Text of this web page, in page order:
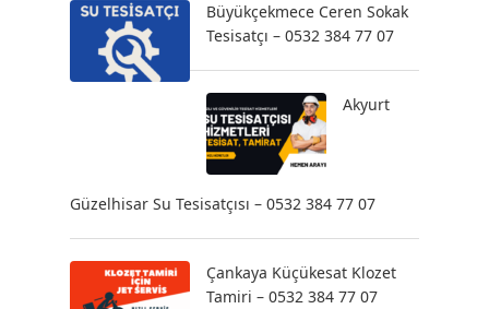
Büyükçekmece Ceren Sokak
Tesisatçı – 0532 384 77 07
Akyurt
Güzelhisar Su Tesisatçısı – 0532 384 77 07
Çankaya Küçükesat Klozet
Tamiri – 0532 384 77 07